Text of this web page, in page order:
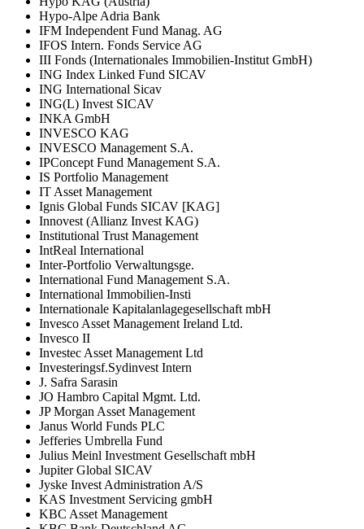
Hypo-Alpe Adria Bank
IFM Independent Fund Manag. AG
IFOS Intern. Fonds Service AG
III Fonds (Internationales Immobilien-Institut GmbH)
ING Index Linked Fund SICAV
ING International Sicav
ING(L) Invest SICAV
INKA GmbH
INVESCO KAG
INVESCO Management S.A.
IPConcept Fund Management S.A.
IS Portfolio Management
IT Asset Management
Ignis Global Funds SICAV [KAG]
Innovest (Allianz Invest KAG)
Institutional Trust Management
IntReal International
Inter-Portfolio Verwaltungsge.
International Fund Management S.A.
International Immobilien-Insti
Internationale Kapitalanlagegesellschaft mbH
Invesco Asset Management Ireland Ltd.
Invesco II
Investec Asset Management Ltd
Investeringsf.Sydinvest Intern
J. Safra Sarasin
JO Hambro Capital Mgmt. Ltd.
JP Morgan Asset Management
Janus World Funds PLC
Jefferies Umbrella Fund
Julius Meinl Investment Gesellschaft mbH
Jupiter Global SICAV
Jyske Invest Administration A/S
KAS Investment Servicing gmbH
KBC Asset Management